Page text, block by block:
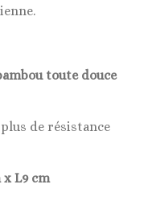
toute douce
de résistance
x L9 cm